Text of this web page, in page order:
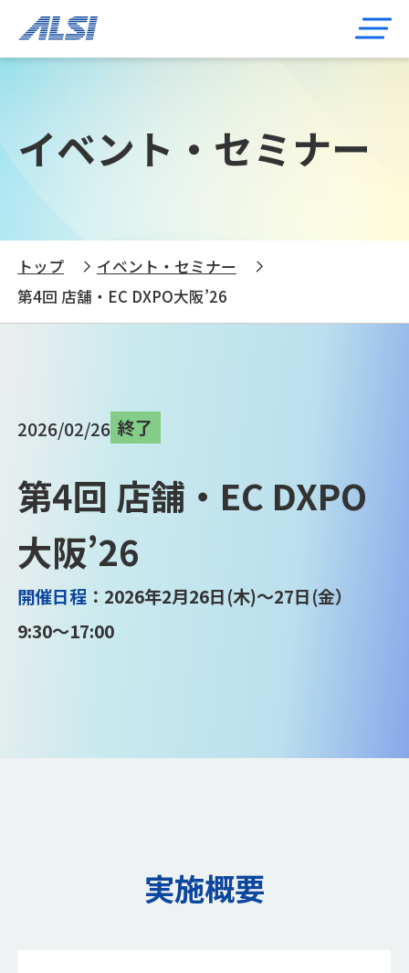
イベント・セミナー
トップ
イベント・セミナー
第4回 店舗・EC DXPO大阪’26
2026/02/26 終了
第4回 店舗・EC DXPO
大阪’26
開催日程 ：2026年2月26日(木)～27日(金）
9:30～17:00
実施概要